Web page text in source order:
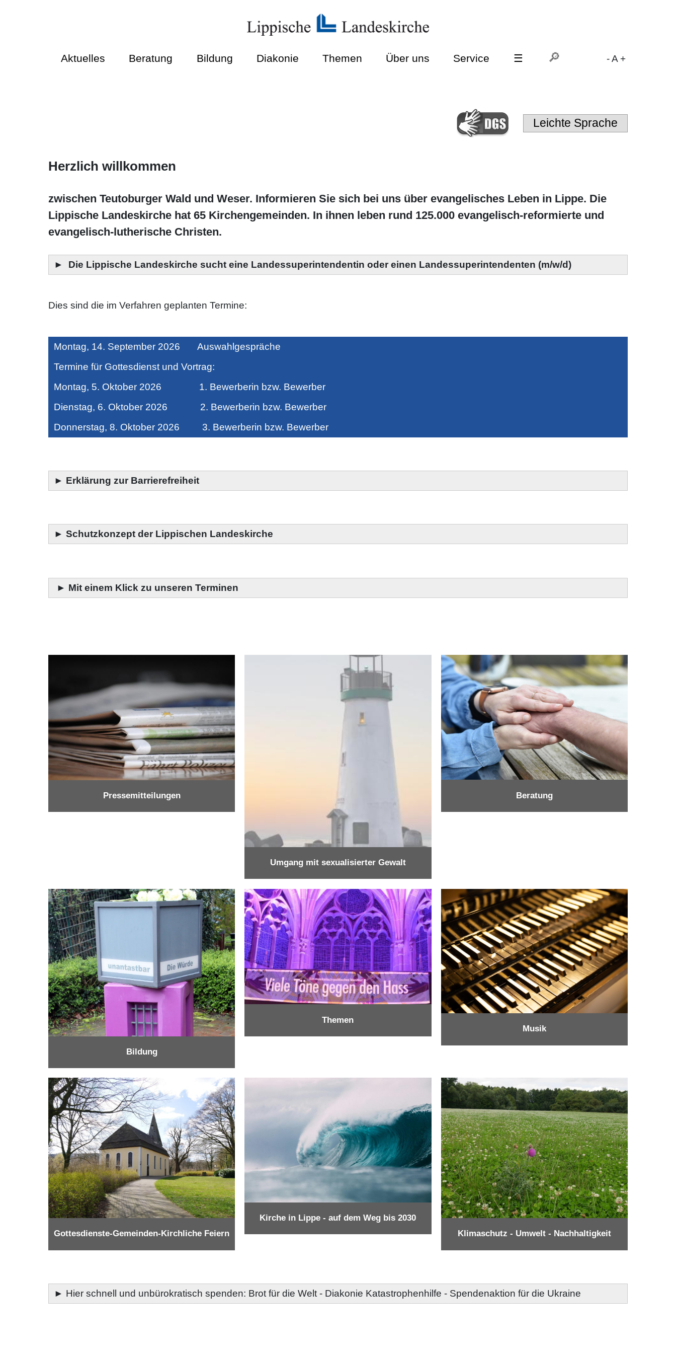
Aktuelles Beratung Bildung Diakonie Themen Über uns Service ☰ -A +
Leichte Sprache
Herzlich willkommen
zwischen Teutoburger Wald und Weser. Informieren Sie sich bei uns über evangelisches Leben in Lippe. Die
Lippische Landeskirche hat 65 Kirchengemeinden. In ihnen leben rund 125.000 evangelisch-reformierte und
evangelisch-lutherische Christen.
► Die Lippische Landeskirche sucht eine Landessuperintendentin oder einen Landessuperintendenten (m/w/d)
Dies sind die im Verfahren geplanten Termine:
Montag, 14. September 2026 Auswahlgespräche
Termine für Gottesdienst und Vortrag:
Montag, 5. Oktober 2026 1. Bewerberin bzw. Bewerber
Dienstag, 6. Oktober 2026 2. Bewerberin bzw. Bewerber
Donnerstag, 8. Oktober 2026 3. Bewerberin bzw. Bewerber
► Erklärung zur Barrierefreiheit
► Schutzkonzept der Lippischen Landeskirche
► Mit einem Klick zu unseren Terminen
Pressemitteilungen
Umgang mit sexualisierter Gewalt
Beratung
Bildung
Themen
Musik
Gottesdienste-Gemeinden-Kirchliche Feiern
Kirche in Lippe - auf dem Weg bis 2030
Klimaschutz - Umwelt - Nachhaltigkeit
► Hier schnell und unbürokratisch spenden: Brot für die Welt - Diakonie Katastrophenhilfe - Spendenaktion für die Ukraine